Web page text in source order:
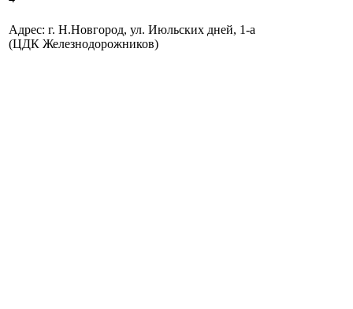
Адрес: г. Н.Новгород, ул. Июльских дней, 1-а
(ЦДК Железнодорожников)